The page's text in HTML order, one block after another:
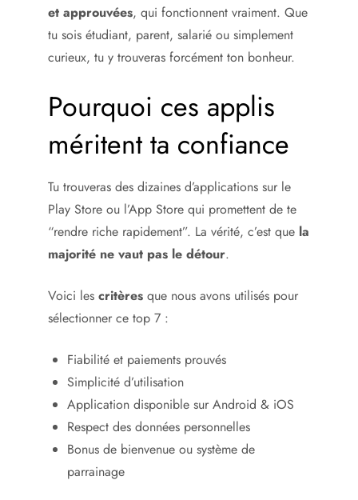
et approuvées, qui fonctionnent vraiment. Que
tu sois étudiant, parent, salarié ou simplement
curieux, tu y trouveras forcément ton bonheur.
Pourquoi ces applis
méritent ta confiance
Tu trouveras des dizaines d’applications sur le
Play Store ou l’App Store qui promettent de te
“rendre riche rapidement”. La vérité, c’est que la
majorité ne vaut pas le détour.
Voici les critères que nous avons utilisés pour
sélectionner ce top 7 :
Fiabilité et paiements prouvés
Simplicité d’utilisation
Application disponible sur Android & iOS
Respect des données personnelles
Bonus de bienvenue ou système de
parrainage